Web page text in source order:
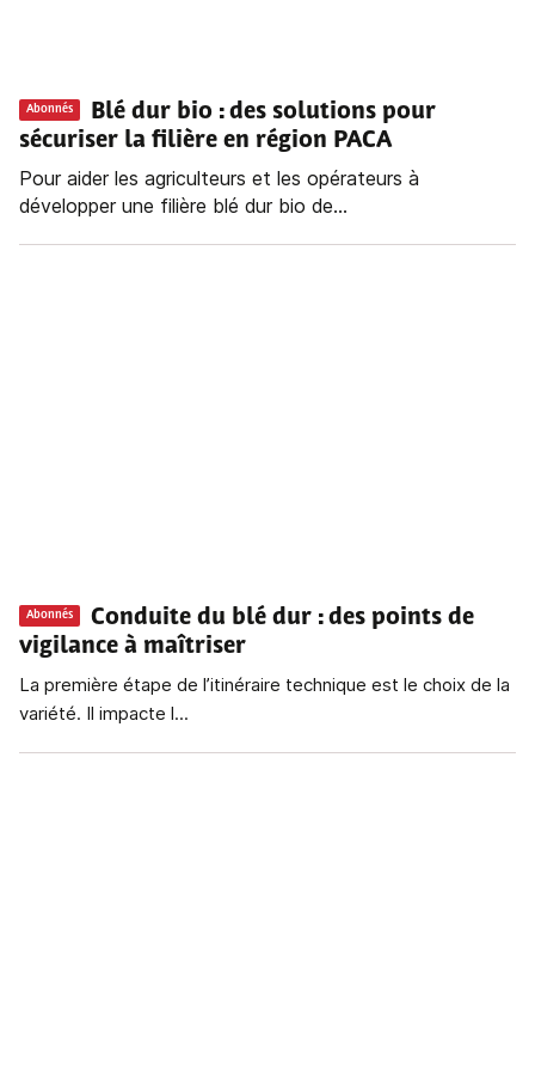
Abonnés Blé dur bio : des solutions pour
sécuriser la filière en région PACA
Pour aider les agriculteurs et les opérateurs à
développer une filière blé dur bio de...
Abonnés Conduite du blé dur : des points de
vigilance à maîtriser
La première étape de l’itinéraire technique est le choix de la
variété. Il impacte l...